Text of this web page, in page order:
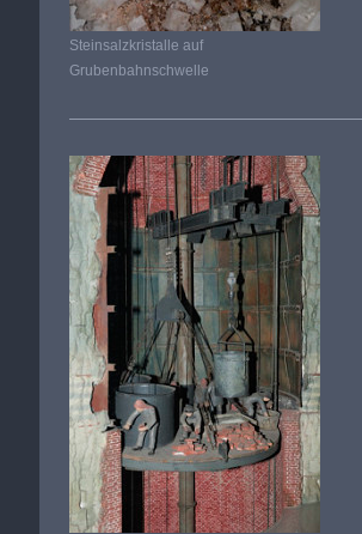
Steinsalzkristalle auf
Grubenbahnschwelle